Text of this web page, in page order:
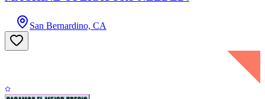
San Bernardino, CA